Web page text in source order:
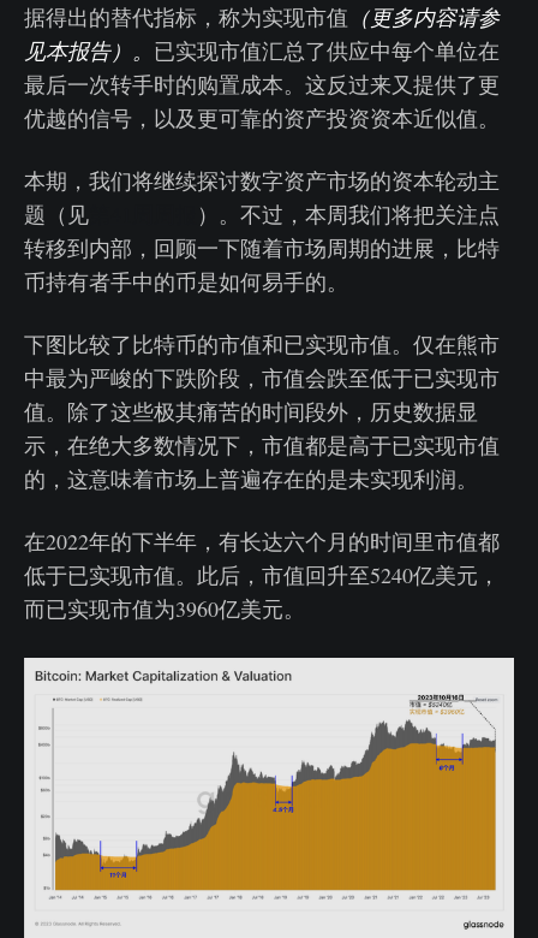
据得出的替代指标，称为实现市值 （更多内容请参
见本报告）。 已实现市值汇总了供应中每个单位在
最后一次转手时的购置成本。这反过来又提供了更
优越的信号，以及更可靠的资产投资资本近似值。
本期，我们将继续探讨数字资产市场的资本轮动主
题（见
）。不过，本周我们将把关注点
转移到内部，回顾一下随着市场周期的进展，比特
币持有者手中的币是如何易手的。
下图比较了比特币的市值和已实现市值。仅在熊市
中最为严峻的下跌阶段，市值会跌至低于已实现市
值。除了这些极其痛苦的时间段外，历史数据显
示，在绝大多数情况下，市值都是高于已实现市值
的，这意味着市场上普遍存在的是未实现利润。
在2022年的下半年，有长达六个月的时间里市值都
低于已实现市值。此后，市值回升至5240亿美元，
而已实现市值为3960亿美元。